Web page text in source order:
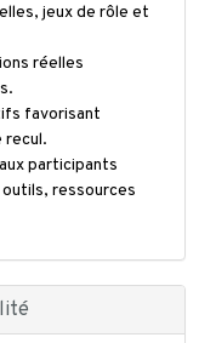
jeux de rôle et
réelles
favorisant
recul.
participants
ressources